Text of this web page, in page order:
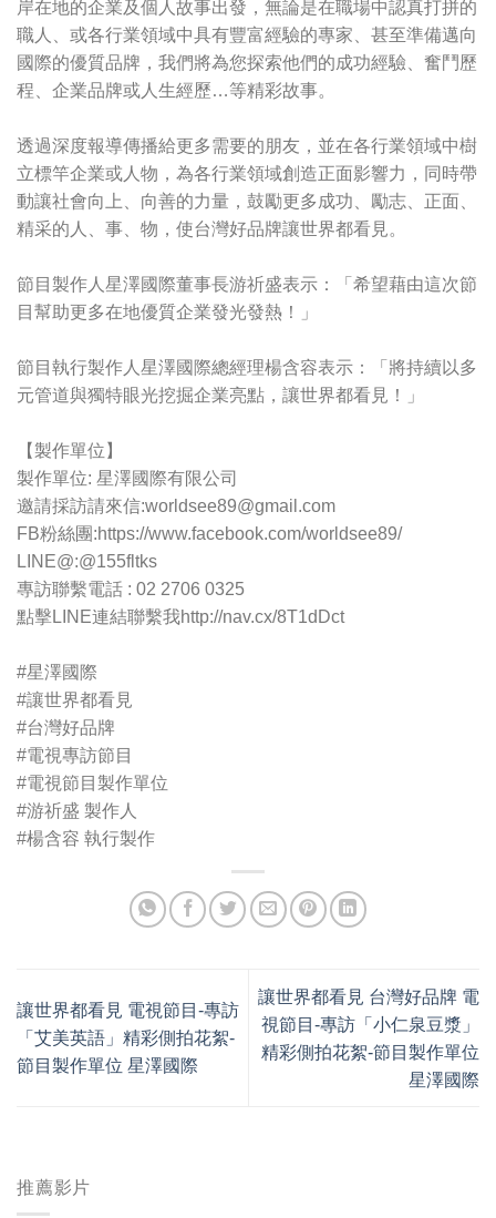
推薦影片
岸在地的企業及個人故事出發，無論是在職場中認真打拼的
職人、或各行業領域中具有豐富經驗的專家、甚至準備邁向
國際的優質品牌，我們將為您探索他們的成功經驗、奮鬥歷
程、企業品牌或人生經歷…等精彩故事。
透過深度報導傳播給更多需要的朋友，並在各行業領域中樹
立標竿企業或人物，為各行業領域創造正面影響力，同時帶
動讓社會向上、向善的力量，鼓勵更多成功、勵志、正面、
精采的人、事、物，使台灣好品牌讓世界都看見。
節目製作人星澤國際董事長游祈盛表示：「希望藉由這次節
目幫助更多在地優質企業發光發熱！」
節目執行製作人星澤國際總經理楊含容表示：「將持續以多
元管道與獨特眼光挖掘企業亮點，讓世界都看見！」
【製作單位】
製作單位: 星澤國際有限公司
邀請採訪請來信:worldsee89@gmail.com
FB粉絲團:https://www.facebook.com/worldsee89/
LINE@:@155fltks
專訪聯繫電話 : 02 2706 0325
點擊LINE連結聯繫我http://nav.cx/8T1dDct
#星澤國際
#讓世界都看見
#台灣好品牌
#電視專訪節目
#電視節目製作單位
#游祈盛 製作人
#楊含容 執行製作
讓世界都看見 電視節目-專訪
「艾美英語」精彩側拍花絮-
節目製作單位 星澤國際
讓世界都看見 台灣好品牌 電
視節目-專訪「小仁泉豆漿」
精彩側拍花絮-節目製作單位
星澤國際